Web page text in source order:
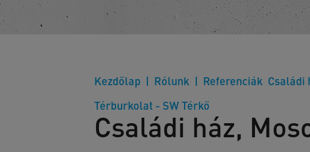
Kezdőlap Rólunk Referenciák Családi
Térburkolat - SW Térkő
Családi ház,